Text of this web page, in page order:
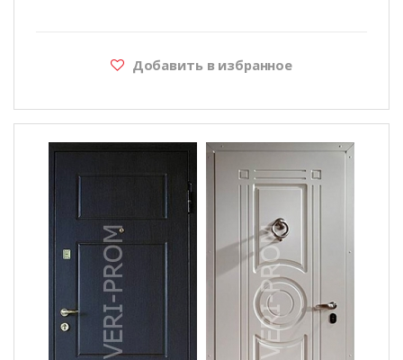
Добавить в избранное